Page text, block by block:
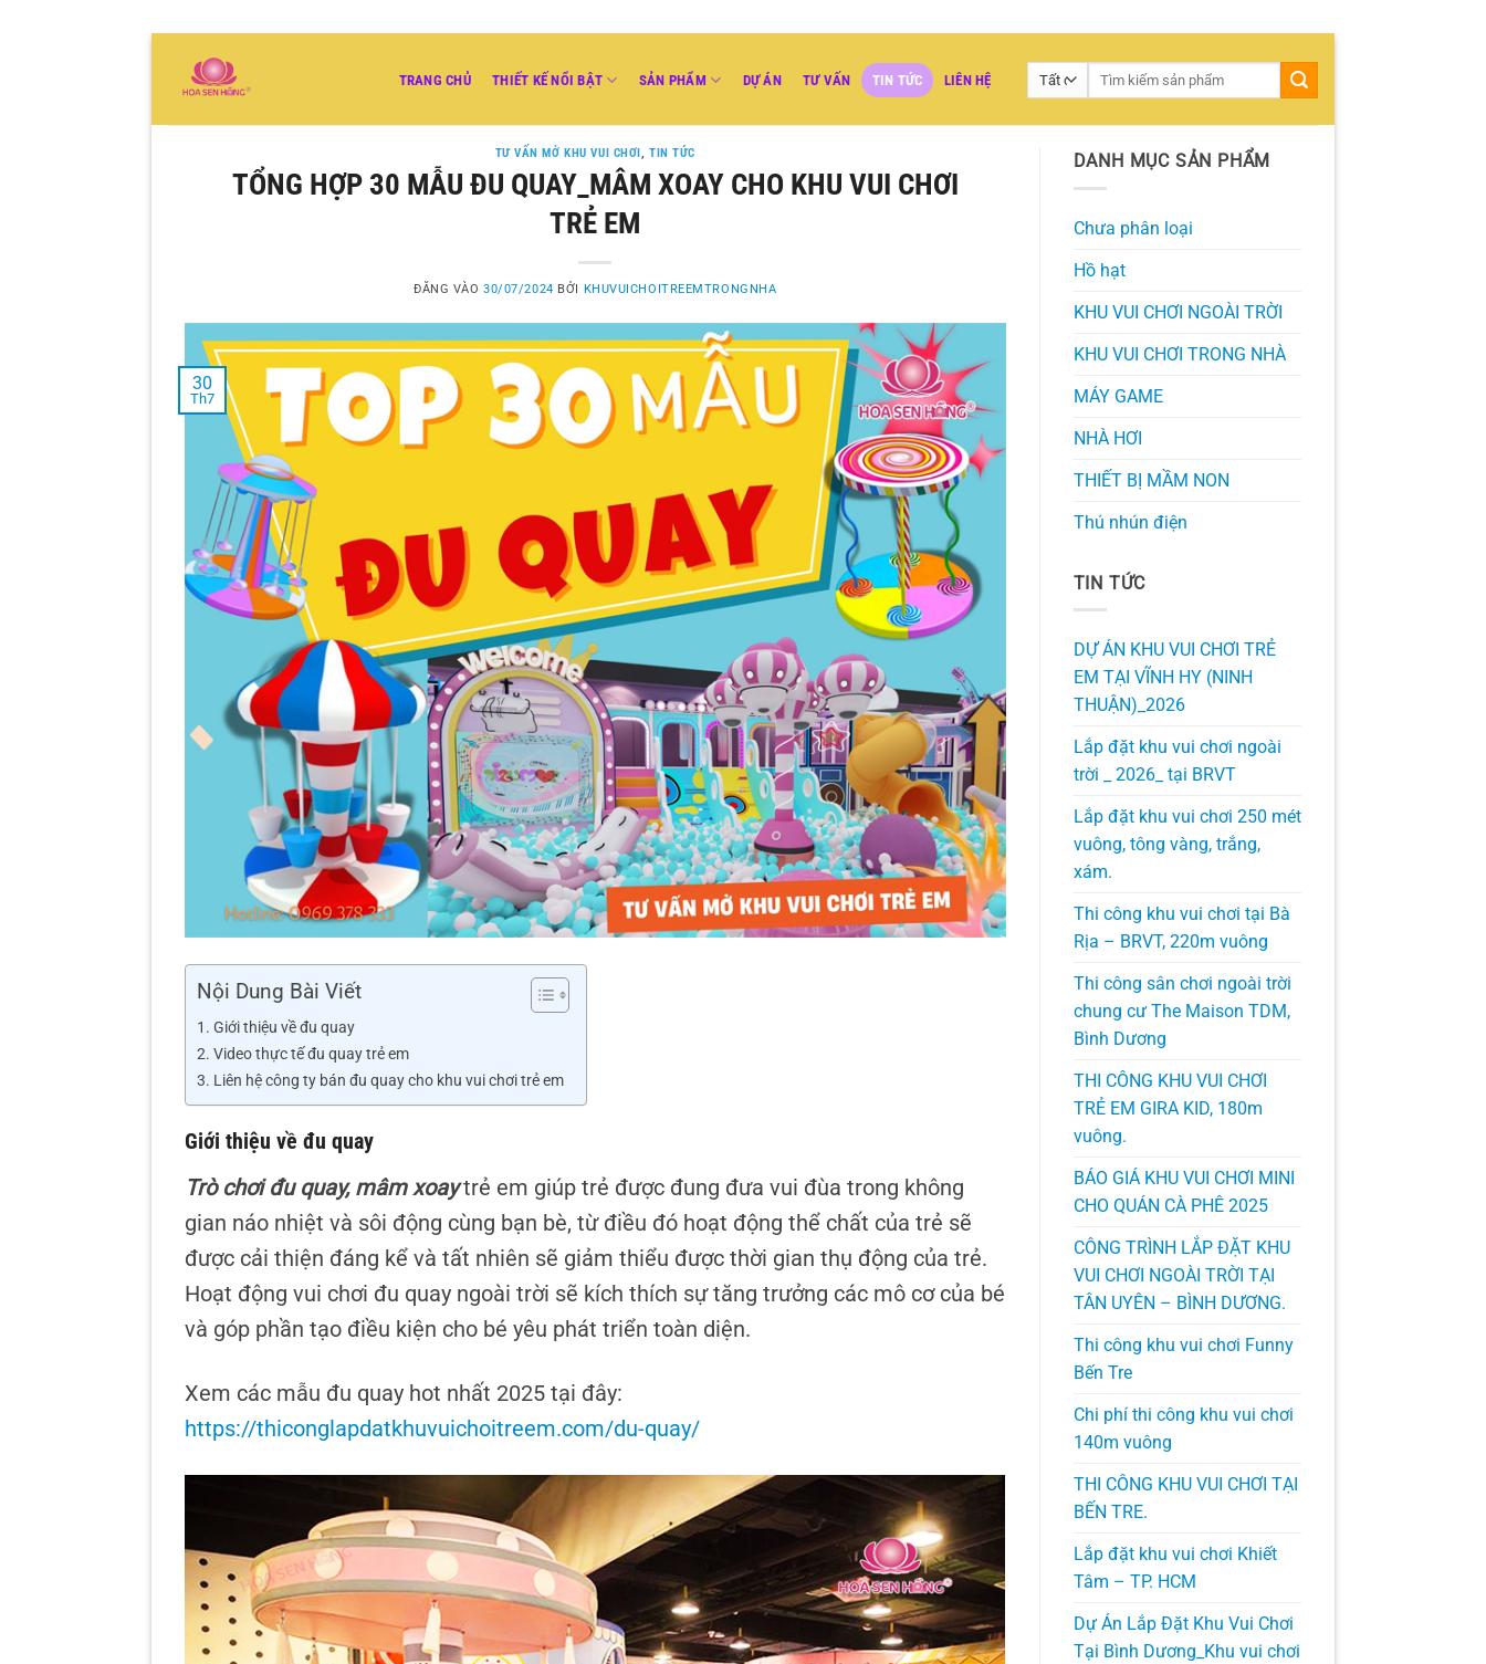
dung
TRANG CHỦ THIẾT KẾ NỔI BẬT SẢN PHẨM DỰ ÁN TƯ VẤN TIN TỨC LIÊN HỆ
Tìm
TƯ VẤN MỞ KHU VUI CHƠI,TIN TỨC
TỔNG HỢP 30 MẪU ĐU QUAY_MÂM XOAY CHO KHU VUI CHƠI
TRẺ EM
ĐĂNG VÀO30/07/2024 BỞI KHUVUICHOITREEMTRONGNHA
30
Th7
Nội Dung Bài Viết
Giới thiệu về đu quay
Video thực tế đu quay trẻ em
Liên hệ công ty bán đu quay cho khu vui chơi trẻ em
Giới thiệu về đu quay
Trò chơi đu quay, mâm xoaytrẻ em giúp trẻ được đung đưa vui đùa trong không
gian náo nhiệt và sôi động cùng bạn bè, từ điều đó hoạt động thể chất của trẻ sẽ
được cải thiện đáng kể và tất nhiên sẽ giảm thiểu được thời gian thụ động của trẻ.
Hoạt động vui chơi đu quay ngoài trời sẽ kích thích sự tăng trưởng các mô cơ của bé
và góp phần tạo điều kiện cho bé yêu phát triển toàn diện.
Xem các mẫu đu quay hot nhất 2025 tại đây:
https://thiconglapdatkhuvuichoitreem.com/du-quay/
DANH MỤC SẢN PHẨM
Chưa phân loại
Hồ hạt
KHU VUI CHƠI NGOÀI TRỜI
KHU VUI CHƠI TRONG NHÀ
MÁY GAME
NHÀ HƠI
THIẾT BỊ MẦM NON
Thú nhún điện
TIN TỨC
DỰ ÁN KHU VUI CHƠI TRẺ
EM TẠI VĨNH HY (NINH
THUẬN)_2026
Lắp đặt khu vui chơi ngoài
trời _ 2026_ tại BRVT
Lắp đặt khu vui chơi 250 mét
vuông, tông vàng, trắng,
xám.
Thi công khu vui chơi tại Bà
Rịa – BRVT, 220m vuông
Thi công sân chơi ngoài trời
chung cư The Maison TDM,
Bình Dương
THI CÔNG KHU VUI CHƠI
TRẺ EM GIRA KID, 180m
vuông.
BÁO GIÁ KHU VUI CHƠI MINI
CHO QUÁN CÀ PHÊ 2025
CÔNG TRÌNH LẮP ĐẶT KHU
VUI CHƠI NGOÀI TRỜI TẠI
TÂN UYÊN – BÌNH DƯƠNG.
Thi công khu vui chơi Funny
Bến Tre
Chi phí thi công khu vui chơi
140m vuông
THI CÔNG KHU VUI CHƠI TẠI
BẾN TRE.
Lắp đặt khu vui chơi Khiết
Tâm – TP. HCM
Dự Án Lắp Đặt Khu Vui Chơi
Tại Bình Dương_Khu vui chơi